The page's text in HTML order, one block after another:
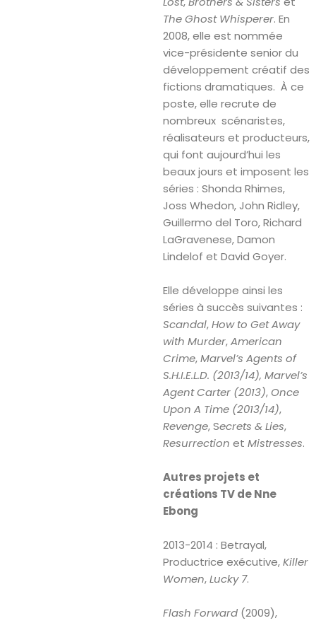
The Ghost Whisperer. En
2008, elle est nommée
vice-présidente senior du
développement créatif des
fictions dramatiques. À ce
poste, elle recrute de
nombreux scénaristes,
réalisateurs et producteurs,
qui font aujourd’hui les
beaux jours et imposent les
séries : Shonda Rhimes,
Joss Whedon, John Ridley,
Guillermo del Toro, Richard
LaGravenese, Damon
Lindelof et David Goyer.
Elle développe ainsi les
séries à succès suivantes :
Scandal,How to Get Away
with Murder,American
Crime,Marvel’s Agents of
S.H.I.E.L.D. (2013/14), Marvel’s
Agent Carter (2013), Once
Upon A Time (2013/14),
Revenge, Secrets & Lies,
Resurrection et Mistresses.
Autres projets et
créations TV de Nne
Ebong
2013-2014 : Betrayal,
Productrice exécutive,Killer
Women,Lucky 7.
Flash Forward(2009),